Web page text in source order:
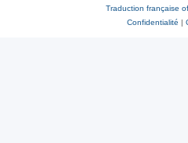
Traduction française
Confidentialité |